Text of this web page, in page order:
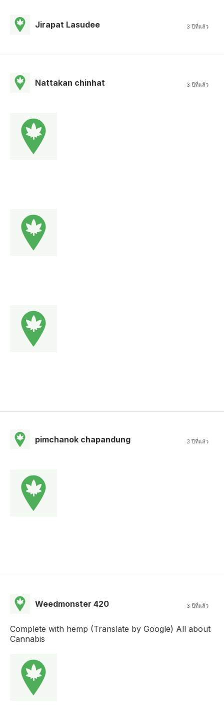
Jirapat Lasudee 3 ปีที่แล้ว
Nattakan chinhat 3 ปีที่แล้ว
pimchanok chapandung 3 ปีที่แล้ว
Weedmonster 420 3 ปีที่แล้ว
Complete with hemp (Translate by Google) All about
Cannabis